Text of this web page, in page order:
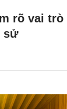
rõ vai
sử